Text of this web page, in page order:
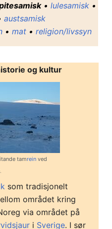
• lulesamisk •
austsamisk
• mat• religion/livssyn
og kultur
tamrein ved
som tradisjonelt
området kring
via området på
i Sverige. I sør